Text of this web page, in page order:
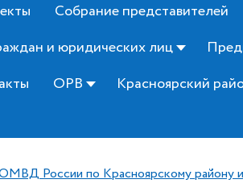
Собрание представителей
и юридических лиц
ОРВ Красноярский
России по Красноярскому району